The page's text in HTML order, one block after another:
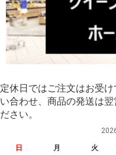
定休日ではご注文はお受
い合わせ、商品の発送は
ださい。
日 月 火